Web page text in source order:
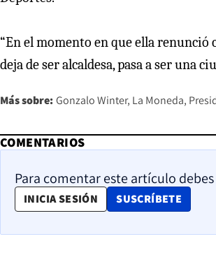
“En el momento en que ella renunció
deja de ser alcaldesa, pasa a ser una
Más sobre: Gonzalo Winter La Moneda
COMENTARIOS
Para comentar este artículo
INICIA SESIÓN SUSCRÍBETE
OPENS IN NEW